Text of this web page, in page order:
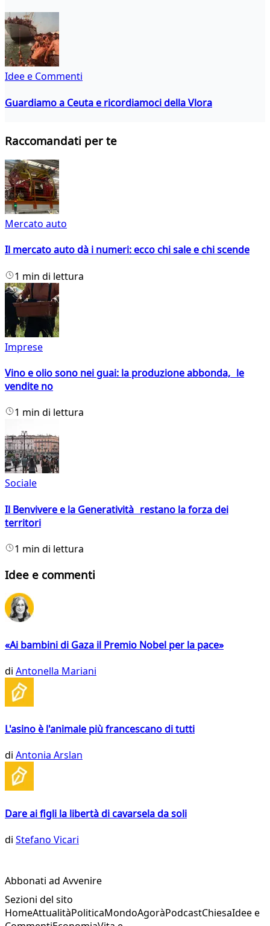
Idee e Commenti
Guardiamo a Ceuta e ricordiamoci della Vlora
Raccomandati per te
Mercato auto
Il mercato auto dà i numeri: ecco chi sale e chi scende
1 min di lettura
Imprese
Vino e olio sono nei guai: la produzione abbonda, le
vendite no
1 min di lettura
Sociale
Il Benvivere e la Generatività restano la forza dei
territori
1 min di lettura
Idee e commenti
«Ai bambini di Gaza il Premio Nobel per la pace»
di Antonella Mariani
L'asino è l'animale più francescano di tutti
di Antonia Arslan
Dare ai figli la libertà di cavarsela da soli
di Stefano Vicari
Abbonati ad Avvenire
Sezioni del sito
HomeAttualitàPoliticaMondoAgoràPodcastChiesaIdee e